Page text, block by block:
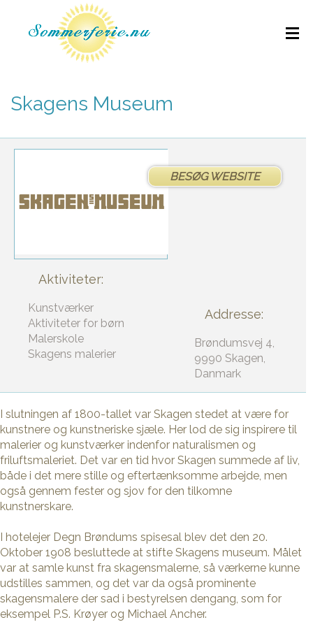
Skagens Museum
BESØG WEBSITE
Aktiviteter:
Kunstværker
Aktiviteter for børn
Malerskole
Skagens malerier
Addresse:
Brøndumsvej 4,
9990 Skagen,
Danmark
I slutningen af 1800-tallet var Skagen stedet at være for
kunstnere og kunstneriske sjæle. Her lod de sig inspirere til
malerier og kunstværker indenfor naturalismen og
friluftsmaleriet. Det var en tid hvor Skagen summede af liv,
både i det mere stille og eftertænksomme arbejde, men
også gennem fester og sjov for den tilkomne
kunstnerskare.
I hotelejer Degn Brøndums spisesal blev det den 20.
Oktober 1908 besluttede at stifte Skagens museum. Målet
var at samle kunst fra skagensmalerne, så værkerne kunne
udstilles sammen, og det var da også prominente
skagensmalere der sad i bestyrelsen dengang, som for
eksempel P.S. Krøyer og Michael Ancher.